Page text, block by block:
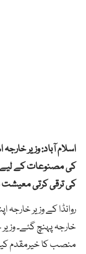
اسلام آباد: وزیر
کی مصنوعات کے لیے
کی ترقی کرتی معیشت
روانڈا کے وزیر خارجہ
خارجہ پہنچ گئے۔
منصب کا خیرمقدم